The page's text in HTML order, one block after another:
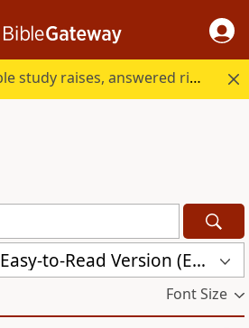
Every question Bible study raises, answered right here.
Ukrainian Bible: Easy-to-Read Version (ERV-UK)
Font Size